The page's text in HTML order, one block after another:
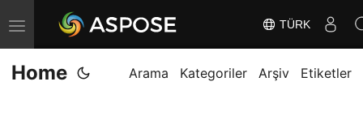
G
e
z
TÜRK
Home Arama Kategoriler Arşiv Etiketler